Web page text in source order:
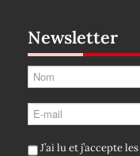
Newsletter
J’ai lu et j’accepte les